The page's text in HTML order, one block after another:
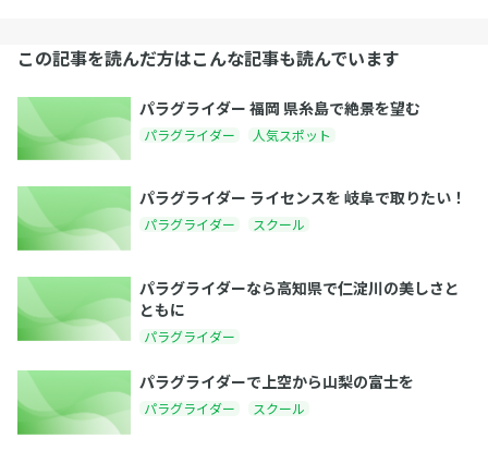
この記事を読んだ方はこんな記事も読んでいます
パラグライダー 福岡 県糸島で絶景を望む
パラグライダー 人気スポット
パラグライダー ライセンスを 岐阜で取りたい！
パラグライダー スクール
パラグライダーなら高知県で仁淀川の美しさと
ともに
パラグライダー
パラグライダーで上空から山梨の富士を
パラグライダー スクール